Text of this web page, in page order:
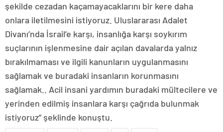
şekilde cezadan kaçamayacaklarını bir kere daha
onlara iletilmesini istiyoruz. Uluslararası Adalet
Divanı’nda İsrail’e karşı, insanlığa karşı soykırım
suçlarının işlenmesine dair açılan davalarda yalnız
bırakılmaması ve ilgili kanunların uygulanmasını
sağlamak ve buradaki insanların korunmasını
sağlamak.. Acil insani yardımın buradaki mültecilere ve
yerinden edilmiş insanlara karşı çağrıda bulunmak
istiyoruz” şeklinde konuştu.